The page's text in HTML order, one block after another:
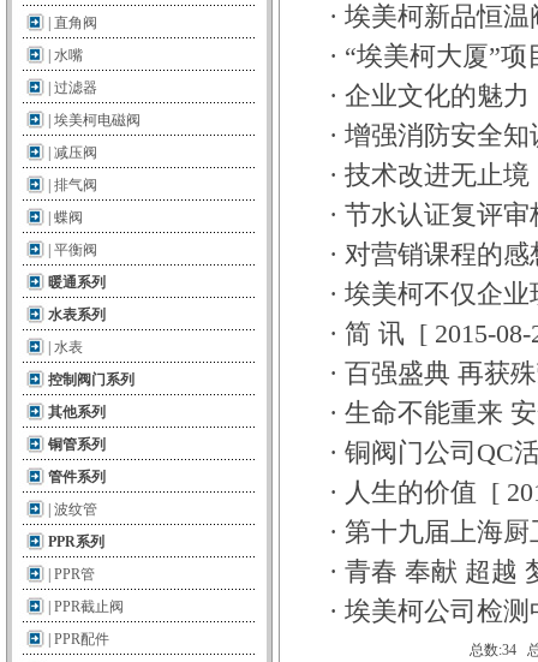
直角阀
水嘴
过滤器
埃美柯电磁阀
减压阀
排气阀
蝶阀
平衡阀
暖通系列
水表系列
水表
控制阀门系列
其他系列
铜管系列
管件系列
波纹管
PPR系列
PPR管
PPR截止阀
PPR配件
· 埃美柯新品恒
· “埃美柯大厦”
· 企业文化的魅力
· 增强消防安全
· 技术改进无止境
· 节水认证复评
· 对营销课程的
· 埃美柯不仅企
· 简 讯 [ 2015-08-
· 百强盛典 再获
· 生命不能重来
· 铜阀门公司QC
· 人生的价值 [
· 第十九届上海
· 青春 奉献 超越
· 埃美柯公司检
总数:34